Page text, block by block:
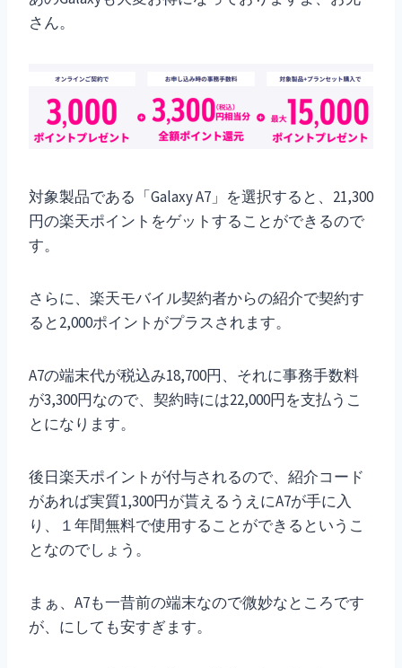
さん。
対象製品である「Galaxy A7」を選択すると、21,300
円の楽天ポイントをゲットすることができるので
す。
さらに、楽天モバイル契約者からの紹介で契約す
ると2,000ポイントがプラスされます。
A7の端末代が税込み18,700円、それに事務手数料
が3,300円なので、契約時には22,000円を支払うこ
とになります。
後日楽天ポイントが付与されるので、紹介コード
があれば実質1,300円が貰えるうえにA7が手に入
り、１年間無料で使用することができるというこ
となのでしょう。
まぁ、A7も一昔前の端末なので微妙なところです
が、にしても安すぎます。